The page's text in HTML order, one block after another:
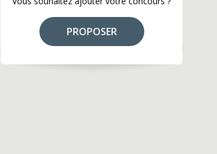
PROPOSER